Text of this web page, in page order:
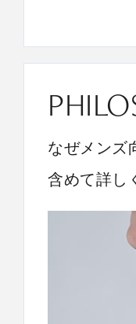
なぜメンズ
含めて詳し